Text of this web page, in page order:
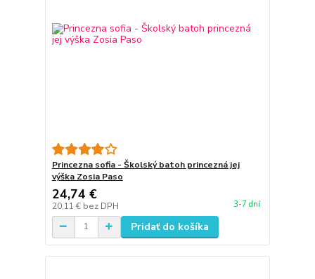
Princezna sofia - Školský batoh princezná jej
výška Zosia Paso
24,74 €
20,11 € bez DPH 3-7 dní
Pridať do košíka